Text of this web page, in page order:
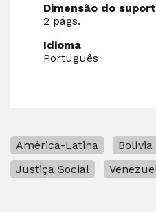
Dimensão do
2 págs.
Idioma
Português
América-Latina Bolívia
Justiça Social